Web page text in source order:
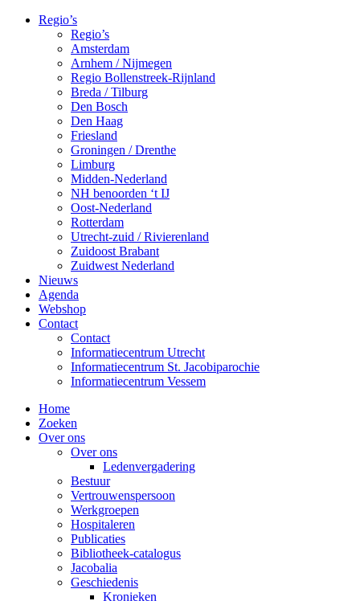
Regio’s
Regio’s
Amsterdam
Arnhem / Nijmegen
Regio Bollenstreek-Rijnland
Breda / Tilburg
Den Bosch
Den Haag
Friesland
Groningen / Drenthe
Limburg
Midden-Nederland
NH benoorden ‘t IJ
Oost-Nederland
Rotterdam
Utrecht-zuid / Rivierenland
Zuidoost Brabant
Zuidwest Nederland
Nieuws
Agenda
Webshop
Contact
Contact
Informatiecentrum Utrecht
Informatiecentrum St. Jacobiparochie
Informatiecentrum Vessem
Home
Zoeken
Over ons
Over ons
Ledenvergadering
Bestuur
Vertrouwenspersoon
Werkgroepen
Hospitaleren
Publicaties
Bibliotheek-catalogus
Jacobalia
Geschiedenis
Kronieken